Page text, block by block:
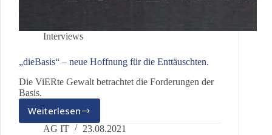
Interviews
„dieBasis“ – neue Hoffnung für die Enttäuschten.
Die ViERte Gewalt betrachtet die Forderungen der
Basis.
Weiterlesen
„dieBasis“
–
AG IT 23.08.2021